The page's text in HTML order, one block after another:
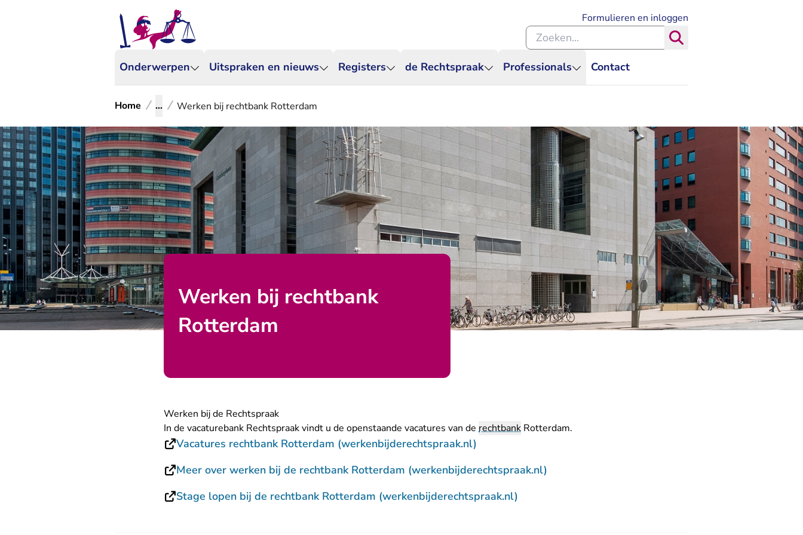
Onderwerpen Uitspraken en nieuws Registers de Rechtspraak Professionals Contact
Formulieren en inloggen
Zoeken binnen de Rechtspraak
Home ... Werken bij rechtbank Rotterdam
Werken bij rechtbank
Rotterdam
Werken bij de Rechtspraak
In de vacaturebank Rechtspraak vindt u de openstaande vacatures van de rechtbank Rotterdam.
Vacatures rechtbank Rotterdam (werkenbijderechtspraak.nl)
Meer over werken bij de rechtbank Rotterdam (werkenbijderechtspraak.nl)
Stage lopen bij de rechtbank Rotterdam (werkenbijderechtspraak.nl)